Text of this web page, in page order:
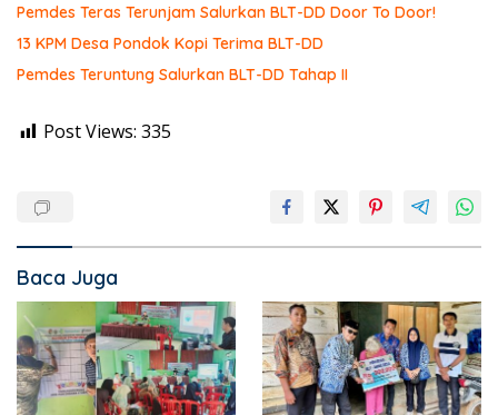
Pemdes Teras Terunjam Salurkan BLT-DD Door To Door!
13 KPM Desa Pondok Kopi Terima BLT-DD
Pemdes Teruntung Salurkan BLT-DD Tahap II
Post Views: 335
Baca Juga